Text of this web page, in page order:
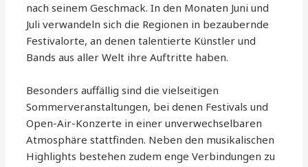
nach seinem Geschmack. In den Monaten Juni und
Juli verwandeln sich die Regionen in bezaubernde
Festivalorte, an denen talentierte Künstler und
Bands aus aller Welt ihre Auftritte haben.
Besonders auffällig sind die vielseitigen
Sommerveranstaltungen, bei denen Festivals und
Open-Air-Konzerte in einer unverwechselbaren
Atmosphäre stattfinden. Neben den musikalischen
Highlights bestehen zudem enge Verbindungen zu